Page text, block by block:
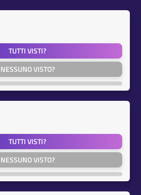
TUTTI VISTI?
NESSUNO VISTO?
TUTTI VISTI?
NESSUNO VISTO?